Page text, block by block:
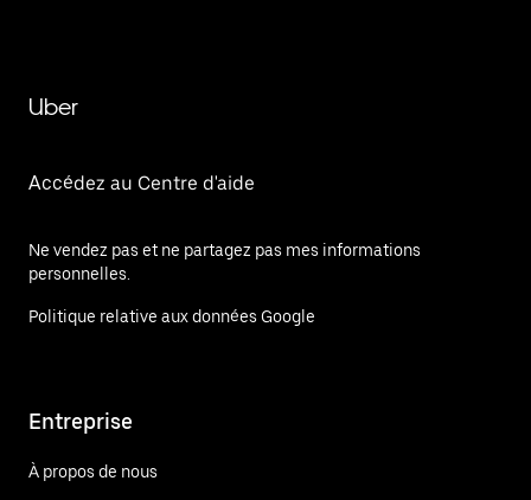
Uber
Accédez au Centre d'aide
Ne vendez pas et ne partagez pas mes informations
personnelles.
Politique relative aux données Google
Entreprise
À propos de nous